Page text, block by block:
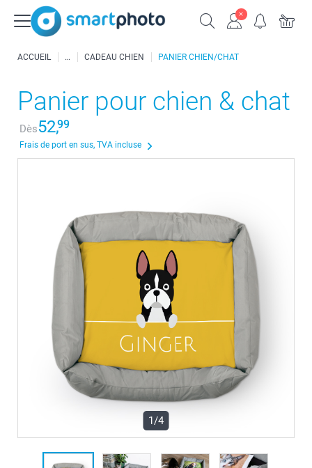
ACCUEIL CADEAU CHIEN PANIER CHIEN/CHAT
Panier pour chien & chat
Dès52,99
Frais de port en sus, TVA incluse
1/4